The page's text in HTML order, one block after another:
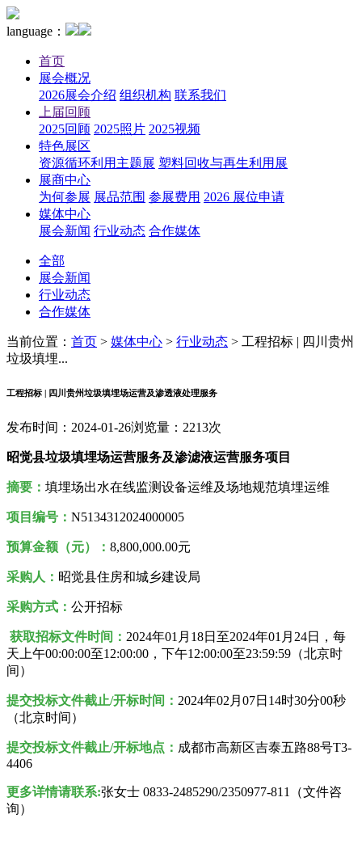
language：
首页
展会概况
2026展会介绍 组织机构 联系我们
上届回顾
2025回顾 2025照片 2025视频
特色展区
资源循环利用主题展 塑料回收与再生利用展
展商中心
为何参展 展品范围 参展费用 2026 展位申请
媒体中心
展会新闻 行业动态 合作媒体
全部
展会新闻
行业动态
合作媒体
当前位置： 首页 > 媒体中心 > 行业动态 > 工程招标 | 四川贵州
垃圾填埋...
工程招标 | 四川贵州垃圾填埋场运营及渗透液处理服务
发布时间：2024-01-26浏览量：2213次
昭觉县垃圾填埋场运营服务及渗滤液运营服务项目
摘要： 填埋场出水在线监测设备运维及场地规范填埋运维
项目编号： N5134312024000005
预算金额（元）： 8,800,000.00元
采购人 ： 昭觉县住房和城乡建设局
采购方式： 公开招标
获取招标文件时间： 2024年01月18日至2024年01月24日，每
天上午00:00:00至12:00:00，下午12:00:00至23:59:59（北京时
间）
提交投标文件截止/开标时间： 2024年02月07日14时30分00秒
（北京时间）
提交投标文件截止/开标地点： 成都市高新区吉泰五路88号T3-
4406
更多详情请联系:张女士 0833-2485290/2350977-811（文件咨
询）